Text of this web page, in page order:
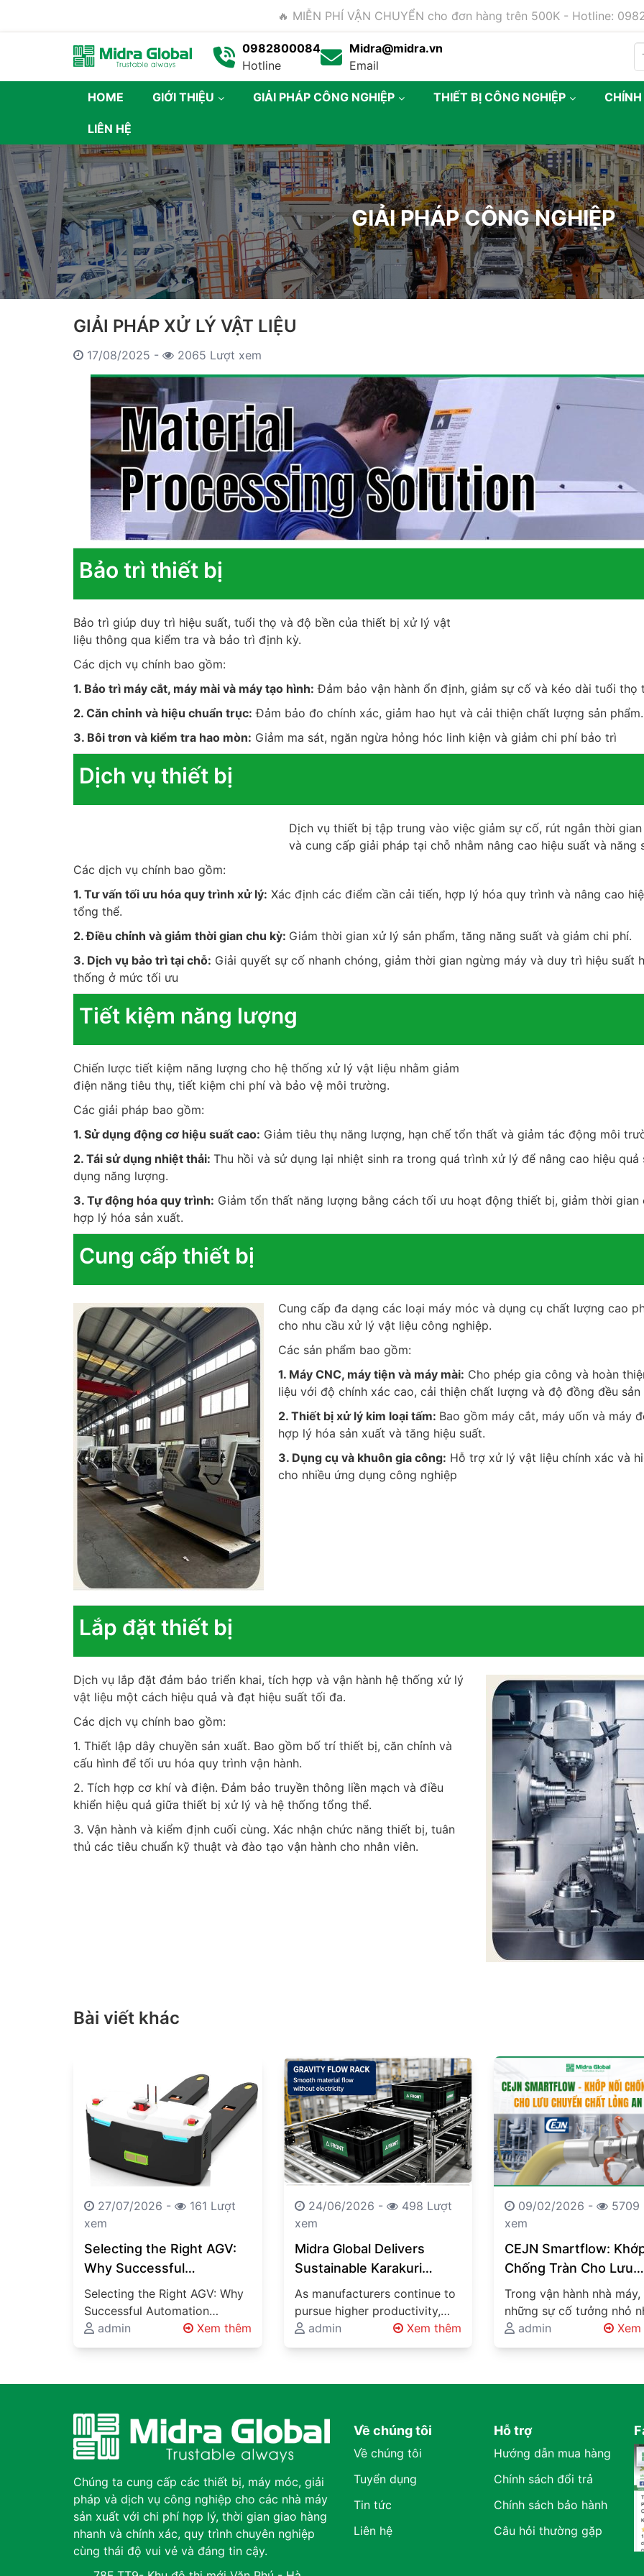
🔥 MIỄN PHÍ VẬN CHUYỂN cho đơn hàng trên 500K - Hotline:
0982800084
Hotline
Midra@midra.vn
Email
HOME GIỚI THIỆU GIẢI PHÁP CÔNG NGHIỆP THIẾT BỊ CÔNG NGHIỆP
LIÊN HỆ
GIẢI PHÁP CÔNG NGHIỆP
GIẢI PHÁP XỬ LÝ VẬT LIỆU
17/08/2025 - 2065 Lượt xem
Bảo trì thiết bị
Bảo trì giúp duy trì hiệu suất, tuổi thọ và độ bền của thiết bị xử lý vật
liệu thông qua kiểm tra và bảo trì định kỳ.
Các dịch vụ chính bao gồm:
1. Bảo trì máy cắt, máy mài và máy tạo hình: Đảm bảo vận hành ổn định, giảm sự cố và kéo dài tuổi thọ
2. Căn chỉnh và hiệu chuẩn trục: Đảm bảo đo chính xác, giảm hao hụt và cải thiện chất lượng sản phẩm.
3. Bôi trơn và kiểm tra hao mòn: Giảm ma sát, ngăn ngừa hỏng hóc linh kiện và giảm chi phí bảo trì
Dịch vụ thiết bị
Dịch vụ thiết bị tập trung vào việc giảm sự cố, rút ngắn thời
và cung cấp giải pháp tại chỗ nhằm nâng cao hiệu suất và năng
Các dịch vụ chính bao gồm:
1. Tư vấn tối ưu hóa quy trình xử lý: Xác định các điểm cần cải tiến, hợp lý hóa quy trình và nâng cao
tổng thể.
2. Điều chỉnh và giảm thời gian chu kỳ: Giảm thời gian xử lý sản phẩm, tăng năng suất và giảm chi phí.
3. Dịch vụ bảo trì tại chỗ: Giải quyết sự cố nhanh chóng, giảm thời gian ngừng máy và duy trì hiệu suất
thống ở mức tối ưu
Tiết kiệm năng lượng
Chiến lược tiết kiệm năng lượng cho hệ thống xử lý vật liệu nhằm giảm
điện năng tiêu thụ, tiết kiệm chi phí và bảo vệ môi trường.
Các giải pháp bao gồm:
1. Sử dụng động cơ hiệu suất cao: Giảm tiêu thụ năng lượng, hạn chế tổn thất và giảm tác động môi
2. Tái sử dụng nhiệt thải: Thu hồi và sử dụng lại nhiệt sinh ra trong quá trình xử lý để nâng cao hiệu quả
dụng năng lượng.
3. Tự động hóa quy trình: Giảm tổn thất năng lượng bằng cách tối ưu hoạt động thiết bị, giảm thời gian
hợp lý hóa sản xuất.
Cung cấp thiết bị
Cung cấp đa dạng các loại máy móc và dụng cụ chất lượng cao
cho nhu cầu xử lý vật liệu công nghiệp.
Các sản phẩm bao gồm:
1. Máy CNC, máy tiện và máy mài: Cho phép gia công và hoàn
liệu với độ chính xác cao, cải thiện chất lượng và độ đồng đều sản
2. Thiết bị xử lý kim loại tấm: Bao gồm máy cắt, máy uốn và máy
hợp lý hóa sản xuất và tăng hiệu suất.
3. Dụng cụ và khuôn gia công: Hỗ trợ xử lý vật liệu chính xác và
cho nhiều ứng dụng công nghiệp
Lắp đặt thiết bị
Dịch vụ lắp đặt đảm bảo triển khai, tích hợp và vận hành hệ thống xử lý
vật liệu một cách hiệu quả và đạt hiệu suất tối đa.
Các dịch vụ chính bao gồm:
1. Thiết lập dây chuyền sản xuất. Bao gồm bố trí thiết bị, căn chỉnh và
cấu hình để tối ưu hóa quy trình vận hành.
2. Tích hợp cơ khí và điện. Đảm bảo truyền thông liền mạch và điều
khiển hiệu quả giữa thiết bị xử lý và hệ thống tổng thể.
3. Vận hành và kiểm định cuối cùng. Xác nhận chức năng thiết bị, tuân
thủ các tiêu chuẩn kỹ thuật và đào tạo vận hành cho nhân viên.
Bài viết khác
27/07/2026 -
161 Lượt
xem
Selecting the Right AGV:
Why Successful
Automation Requires
More Than Choosing a
Vehicle
Selecting the Right AGV: Why
Successful Automation
Requires More Than Choosing
a Vehicle Automated Guided
admin Xem thêm
24/06/2026 -
498 Lượt
xem
Midra Global Delivers
Sustainable Karakuri
Solutions for One of
Vietnam’s Largest
Automotive
Manufacturers
As manufacturers continue to
pursue higher productivity,
lower operating costs, and
sustainable production
admin Xem thêm
09/02/2026 -
5709
xem
CEJN Smartflow:
Chống Tràn Cho Lưu
Chuyển Chất Lỏng An
Toàn Cao
Trong vận hành nhà máy,
những sự cố tưởng nhỏ
để lại “hóa đơn” rất lớn.
vệt…
admin Xem
Chúng ta cung cấp các thiết bị, máy móc, giải
pháp và dịch vụ công nghiệp cho các nhà máy
sản xuất với chi phí hợp lý, thời gian giao hàng
nhanh và chính xác, quy trình chuyên nghiệp
cùng thái độ vui vẻ và đáng tin cậy.
Về chúng tôi
Về chúng tôi
Tuyển dụng
Tin tức
Liên hệ
Hỗ trợ
Hướng dẫn mua hàng
Chính sách đổi trả
Chính sách bảo hành
Câu hỏi thường gặp